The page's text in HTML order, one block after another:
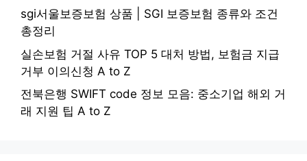
sgi서울보증보험 상품 | SGI 보증보험 종류와 조건
총정리
실손보험 거절 사유 TOP 5 대처 방법, 보험금 지급
거부 이의신청 A to Z
전북은행 SWIFT code 정보 모음: 중소기업 해외 거
래 지원 팁 A to Z